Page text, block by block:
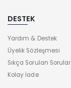
DESTEK
Yardım & Destek
Üyelik Sözleşmesi
Sıkça Sorulan Sorular
Kolay İade